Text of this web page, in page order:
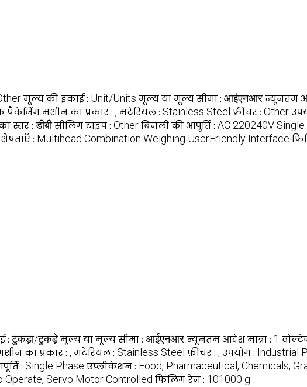
मूल्य की इकाई : Unit/Units मूल्य या मूल्य सीमा : आईएनआरन्यूनतम
पैकेजिंग मशीन का प्रकार : , मटेरियल : Stainless Steel फ़ीचर : Other
स्तर :डीबीसीलिंग टाइप : Otherबिजली की आपूर्ति : AC 220240V Single
: Multihead Combination Weighing UserFriendly Interface
:टुकड़ा/टुकड़ेमूल्य या मूल्य सीमा : आईएनआरन्यूनतम आदेश मात्रा : 1
का प्रकार : , मटेरियल : Stainless Steel फ़ीचर : , उपयोग : Industrial
: Single Phase एप्लीकेशन : Food, Pharmaceutical, Chemicals,
Operate, Servo Motor Controlled फिलिंग रेंज : 101000 g